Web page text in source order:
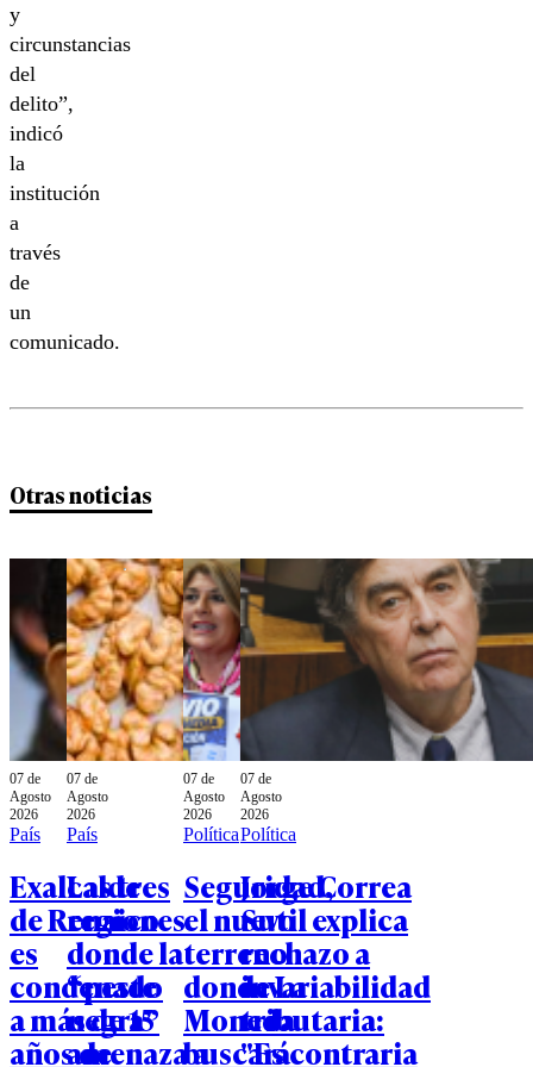
y
circunstancias
del
delito”,
indicó
la
institución
a
través
de
un
comunicado.
Otras noticias
07 de
Agosto
2026
País
Exalcalde
de Renaico
es
condenado
a más de 15
años de
07 de
Agosto
2026
País
Las tres
regiones
donde la
“peste
negra”
amenaza a
07 de
Agosto
2026
Política
Seguridad,
el nuevo
terreno
donde La
Moneda
buscará
07 de
Agosto
2026
Política
Jorge Correa
Sutil explica
rechazo a
invariabilidad
tributaria:
"Es contraria